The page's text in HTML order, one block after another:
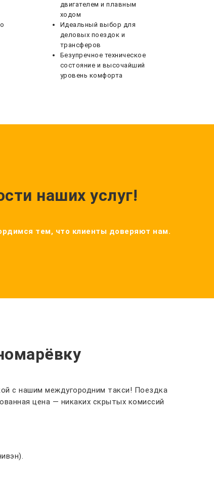
двигателем и плавным
ходом
Идеальный выбор для
деловых поездок и
трансферов
Безупречное техническое
состояние и высочайший
уровень комфорта
наших услуг!
тем, что клиенты доверяют нам.
с нашим междугородним такси! Поездка
цена — никаких скрытых комиссий